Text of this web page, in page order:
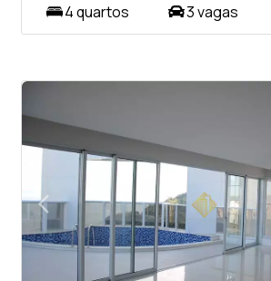
4 quartos 3 vagas
arrow_back_iosPrevious